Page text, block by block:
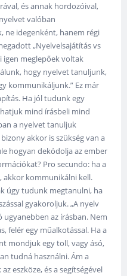
és annak hordozóival,
valóban
ne idegenként, hanem régi
„Nyelvelsajátítás vs
igen meglepőek voltak
hogy nyelvet tanuljunk,
kommunikáljunk.” Ez már
Ha jól tudunk egy
mind írásbeli mind
a nyelvet tanuljuk
akkor is szükség van a
hogyan dekódolja az ember
Pro secundo: ha a
akkor kommunikálni kell.
úgy tudunk megtanulni, ha
gyakoroljuk. „A nyelv
ugyanebben az írásban. Nem
felér egy műalkotással. Ha a
mondjuk egy toll, vagy ásó,
tudná használni. Ám a
eszköze, és a segítségével